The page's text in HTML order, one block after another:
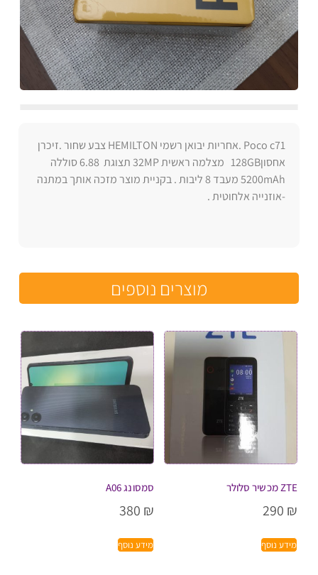
Poco c71 .אחריות יבואן רשמי HEMILTON צבע שחור .זיכרן
אחסון128GB מצלמה ראשית 32MP תצוגת 6.88 סוללה
5200mAh מעבד 8 ליבות . בקניית מוצר מזכה אותך במתנה
-אוזנייה אלחוטית .
מוצרים נוספים
ZTE מכשיר סלולר
290 ₪
מידע נוסף
סמסונג A06
380 ₪
מידע נוסף